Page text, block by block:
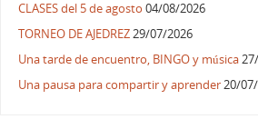
CLASES del 5 de agosto 04/08/2026
TORNEO DE AJEDREZ29/07/2026
Una tarde de encuentro, BINGO y música
Una pausa para compartir y aprender20/